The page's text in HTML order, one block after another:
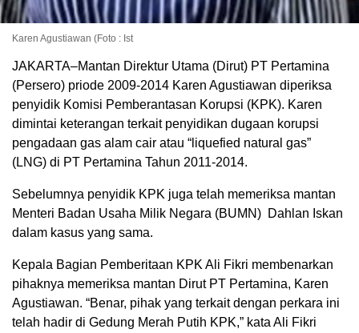
Karen Agustiawan (Foto : Ist
JAKARTA–Mantan Direktur Utama (Dirut) PT Pertamina
(Persero) priode 2009-2014 Karen Agustiawan diperiksa
penyidik Komisi Pemberantasan Korupsi (KPK). Karen
dimintai keterangan terkait penyidikan dugaan korupsi
pengadaan gas alam cair atau “liquefied natural gas”
(LNG) di PT Pertamina Tahun 2011-2014.
Sebelumnya penyidik KPK juga telah memeriksa mantan
Menteri Badan Usaha Milik Negara (BUMN) Dahlan Iskan
dalam kasus yang sama.
Kepala Bagian Pemberitaan KPK Ali Fikri membenarkan
pihaknya memeriksa mantan Dirut PT Pertamina, Karen
Agustiawan. “Benar, pihak yang terkait dengan perkara ini
telah hadir di Gedung Merah Putih KPK,” kata Ali Fikri